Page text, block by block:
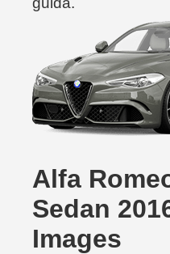
Alfa
Sedan
Images